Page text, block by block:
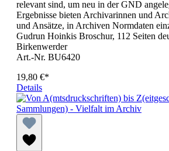
relevant sind, um neu in der GND
Ergebnisse bieten Archivarinnen und
und Ansätze, in Archiven Normdaten
Gudrun Hoinkis Broschur, 112 Seiten
Birkenwerder
Art.-Nr. BU6420
19,80 €*
Details